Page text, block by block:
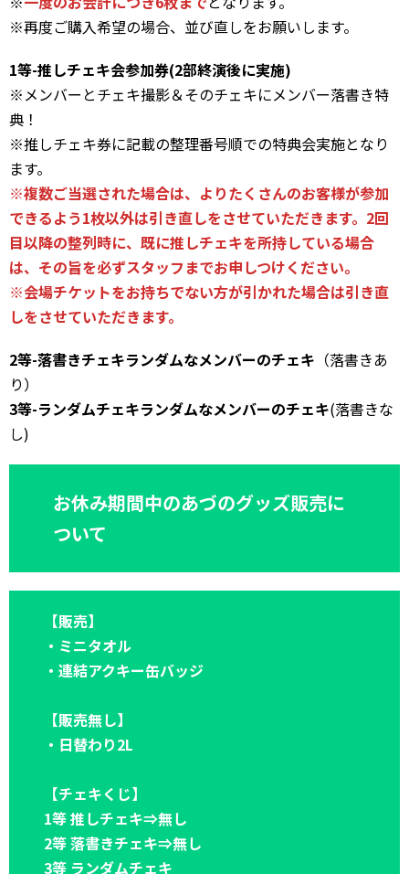
※再度ご購入希望の場合、並び直しをお願いします。
1等-推しチェキ会参加券(2部終演後に実施)
※メンバーとチェキ撮影＆そのチェキにメンバー落書き特
典！
※推しチェキ券に記載の整理番号順での特典会実施となり
ます。
※複数ご当選された場合は、よりたくさんのお客様が参加
できるよう1枚以外は引き直しをさせていただきます。2回
目以降の整列時に、既に推しチェキを所持している場合
は、その旨を必ずスタッフまでお申しつけください。
※会場チケットをお持ちでない方が引かれた場合は引き直
しをさせていただきます。
2等-落書きチェキランダムなメンバーのチェキ （落書きあ
り）
3等-ランダムチェキランダムなメンバーのチェキ(落書きな
し)
お休み期間中のあづのグッズ販売に
ついて
【販売】
・ミニタオル
・連結アクキー缶バッジ
【販売無し】
・日替わり2L
【チェキくじ】
1等 推しチェキ⇒無し
2等 落書きチェキ⇒無し
3等 ランダムチェキ